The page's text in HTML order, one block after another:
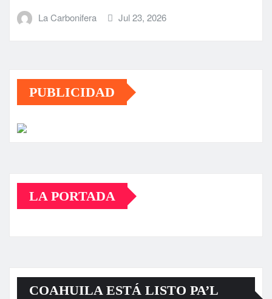
La Carbonifera Jul 23, 2026
PUBLICIDAD
LA PORTADA
COAHUILA ESTÁ LISTO PA’L